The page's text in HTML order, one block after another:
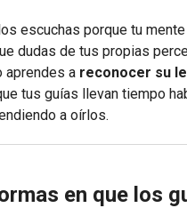
escuchas porque tu
dudas de tus propias
aprendes a reconocer su
tus guías llevan tiempo
a oírlos.
en que los